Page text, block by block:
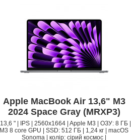
Apple MacBook Air 13,6" M3
2024 Space Gray (MRXP3)
| 13,6 " | IPS | 2560x1664 | Apple M3 | ОЗУ: 8 ГБ |
M3 8 core GPU | SSD: 512 ГБ | 1,24 кг | macOS
Sonoma | колір: сірий космос |